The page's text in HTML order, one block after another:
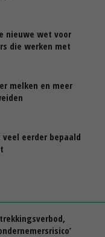
nieuwe wet voor
die werken met
melken en meer
eerder bepaald